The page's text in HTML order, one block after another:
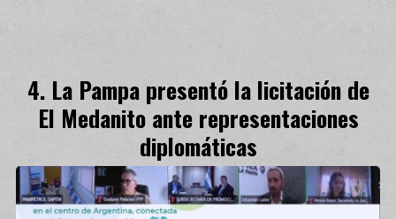
La Pampa presentó la licitación de
El Medanito ante representaciones
diplomáticas